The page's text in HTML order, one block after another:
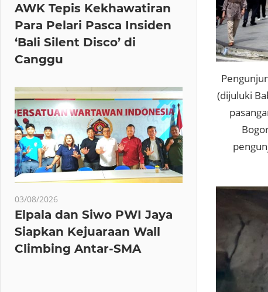
(dijuluki
AWK Tepis Kekhawatiran
Para Pelari Pasca Insiden
‘Bali Silent Disco’ di
Canggu
03/08/2026
Elpala dan Siwo PWI Jaya
Siapkan Kejuaraan Wall
Climbing Antar-SMA